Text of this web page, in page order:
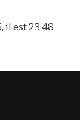
est 23:48.